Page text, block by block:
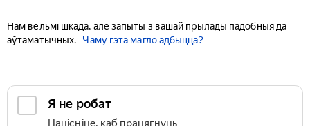
Нам вельмі шкада, але запыты з вашай прылады падобныя да
аўтаматычных.
Чаму гэта магло адбыцца?
Я не робат
Націсніце, каб працягнуць